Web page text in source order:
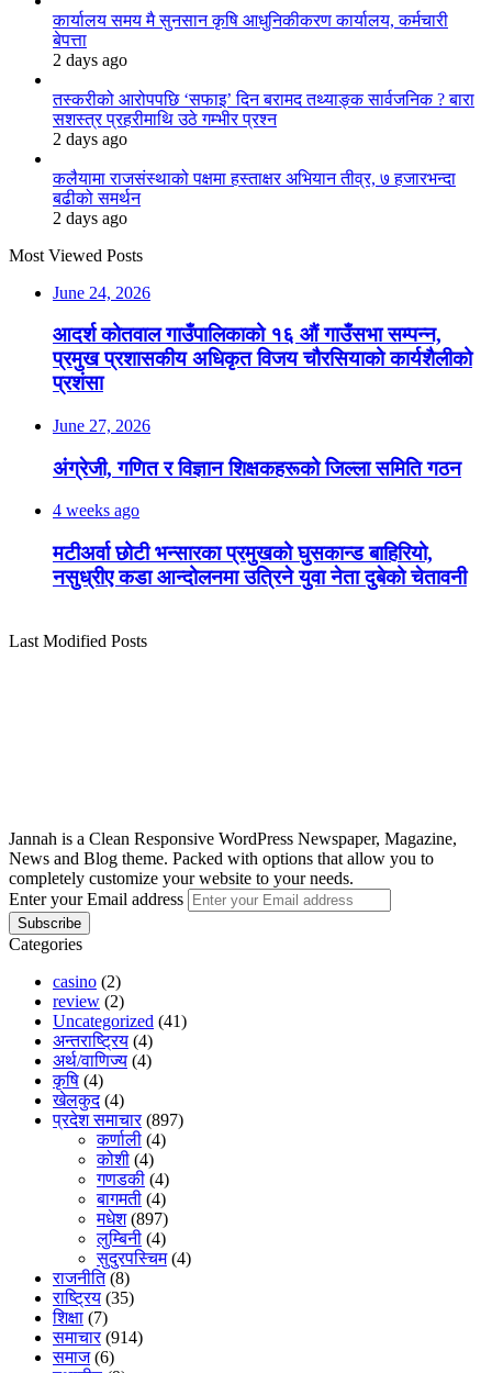
कार्यालय समय मै सुनसान कृषि आधुनिकीकरण कार्यालय, कर्मचारी
बेपत्ता
2 days ago
तस्करीको आरोपपछि ‘सफाइ’ दिन बरामद तथ्याङ्क सार्वजनिक ? बारा
सशस्त्र प्रहरीमाथि उठे गम्भीर प्रश्न
2 days ago
कलैयामा राजसंस्थाको पक्षमा हस्ताक्षर अभियान तीव्र, ७ हजारभन्दा
बढीको समर्थन
2 days ago
Most Viewed Posts
June 24, 2026
आदर्श कोतवाल गाउँपालिकाको १६ औं गाउँसभा सम्पन्न,
प्रमुख प्रशासकीय अधिकृत विजय चौरसियाको कार्यशैलीको
प्रशंसा
June 27, 2026
अंग्रेजी, गणित र विज्ञान शिक्षकहरूको जिल्ला समिति गठन
4 weeks ago
मटीअर्वा छोटी भन्सारका प्रमुखको घुसकान्ड बाहिरियो,
नसुध्रीए कडा आन्दोलनमा उत्रिने युवा नेता दुबेको चेतावनी
Last Modified Posts
Jannah is a Clean Responsive WordPress Newspaper, Magazine,
News and Blog theme. Packed with options that allow you to
completely customize your website to your needs.
Enter your Email address
Categories
casino (2)
review (2)
Uncategorized (41)
अन्तराष्ट्रिय (4)
अर्थ/वाणिज्य (4)
कृषि (4)
खेलकुद(4)
प्रदेश समाचार(897)
कर्णाली (4)
कोशी (4)
गणडकी (4)
बागमती (4)
मधेश(897)
लुम्बिनी (4)
सुदुरपस्चिम(4)
राजनीति(8)
राष्ट्रिय (35)
शिक्षा (7)
समाचार(914)
समाज(6)